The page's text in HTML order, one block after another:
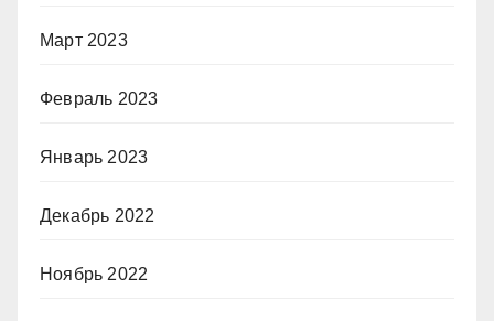
Март 2023
Февраль 2023
Январь 2023
Декабрь 2022
Ноябрь 2022